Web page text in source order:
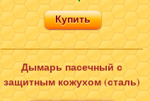
Дымарь пасечный с
защитным кожухом (сталь)